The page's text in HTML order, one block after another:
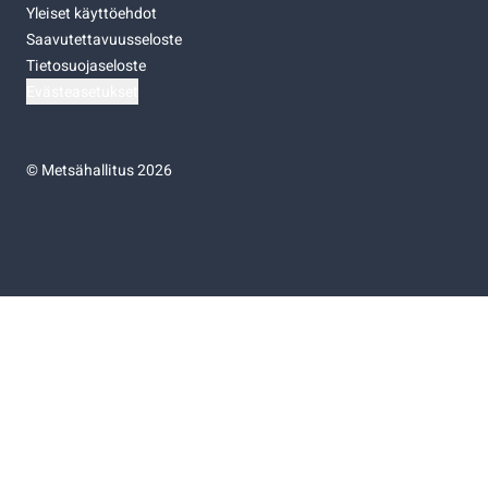
Yleiset käyttöehdot
Saavutettavuusseloste
Tietosuojaseloste
©Metsähallitus 2026